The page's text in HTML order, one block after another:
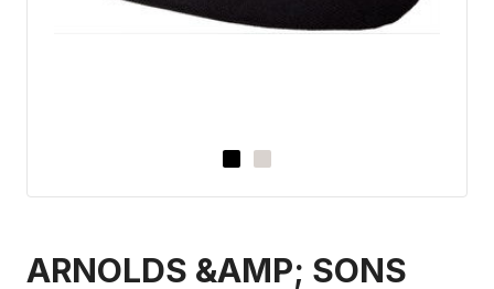
ARNOLDS &AMP; SONS